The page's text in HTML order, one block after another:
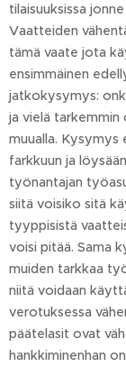
tilaisuuksissa
Vaatteiden
tämä vaate jota
ensimmäinen
jatkokysymys:
ja vielä tarkemmin
muualla. Kysymys
farkkuun ja
työnantajan
siitä voisiko sitä
tyyppisistä
voisi pitää. Sama
muiden tarkkaa
niitä voidaan
verotuksessa
päätelasit ovat
hankkiminenhan